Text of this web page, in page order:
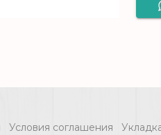
Условия соглашения